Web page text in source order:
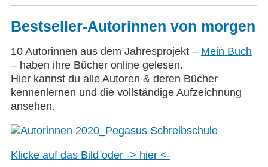
Bestseller-Autorinnen von morgen
10 Autorinnen aus dem Jahresprojekt – Mein Buch
– haben ihre Bücher online gelesen.
Hier kannst du alle Autoren & deren Bücher
kennenlernen und die vollständige Aufzeichnung
ansehen.
Klicke auf das Bild oder -> hier <-